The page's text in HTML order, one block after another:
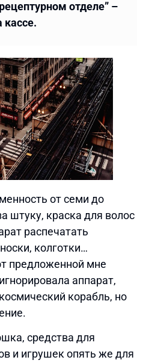
отделе” –
кассе.
от семи до
штуку, краска для волос
распечатать
колготки…
предложенной мне
аппарат,
корабль, но
средства для
и игрушек опять же для